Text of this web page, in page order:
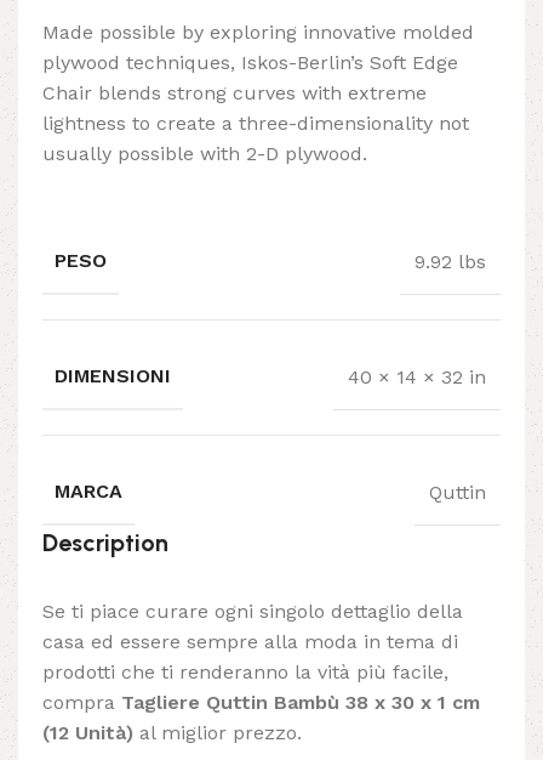
Made possible by exploring innovative molded
plywood techniques, Iskos-Berlin’s Soft Edge
Chair blends strong curves with extreme
lightness to create a three-dimensionality not
usually possible with 2-D plywood.
PESO 9.92 lbs
DIMENSIONI 40 × 14 × 32 in
MARCA Quttin
Description
Se ti piace curare ogni singolo dettaglio della
casa ed essere sempre alla moda in tema di
prodotti che ti renderanno la vità più facile,
compra Tagliere Quttin Bambù 38 x 30 x 1 cm
(12 Unità) al miglior prezzo.